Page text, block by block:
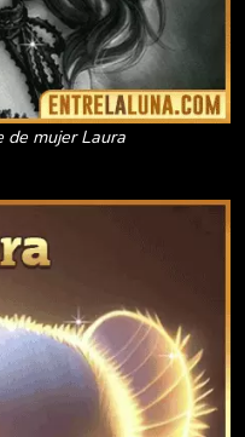
de mujer Laura